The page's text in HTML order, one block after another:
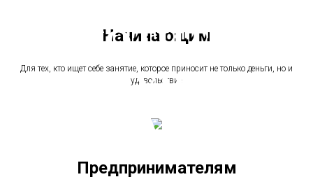
ХОТИТЕ
ПОЛУЧИТЬ
ПОДАРОК?
Начинающим
Для тех, кто ищет себе занятие, которое приносит не только деньги, но и
удовольствие
Предпринимателям